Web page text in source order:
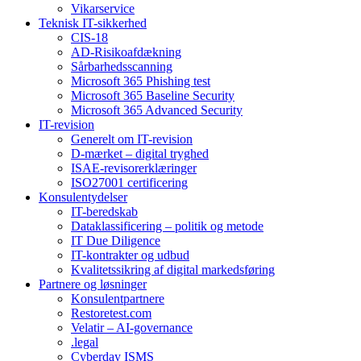
Vikarservice
Teknisk IT-sikkerhed
CIS-18
AD-Risikoafdækning
Sårbarhedsscanning
Microsoft 365 Phishing test
Microsoft 365 Baseline Security
Microsoft 365 Advanced Security
IT-revision
Generelt om IT-revision
D-mærket – digital tryghed
ISAE-revisorerklæringer
ISO27001 certificering
Konsulentydelser
IT-beredskab
Dataklassificering – politik og metode
IT Due Diligence
IT-kontrakter og udbud
Kvalitetssikring af digital markedsføring
Partnere og løsninger
Konsulentpartnere
Restoretest.com
Velatir – AI-governance
.legal
Cyberday ISMS